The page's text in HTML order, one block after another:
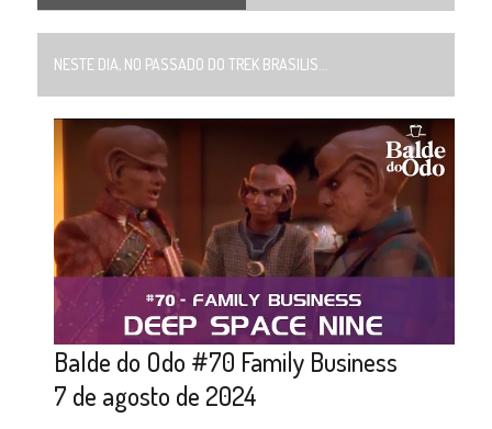
NESTE DIA, NO PASSADO DO TREK BRASILIS...
Balde do Odo #70 Family Business
7 de agosto de 2024